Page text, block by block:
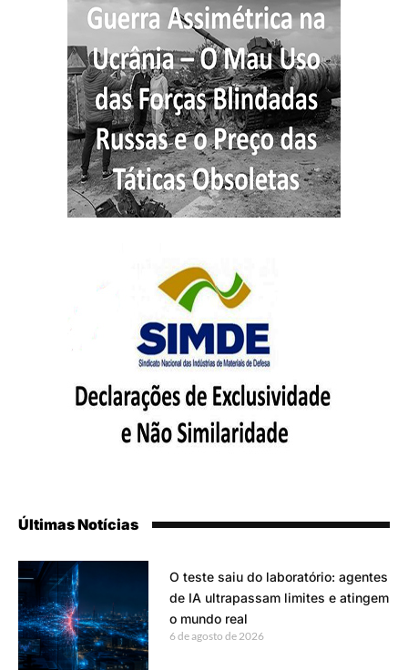
Últimas Notícias
O teste saiu do laboratório: agentes
de IA ultrapassam limites e atingem
o mundo real
6 de agosto de 2026